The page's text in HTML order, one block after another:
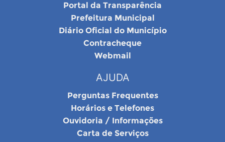
Portal da Transparência
Prefeitura Municipal
Diário Oficial do Município
Contracheque
Webmail
AJUDA
Perguntas Frequentes
Horários e Telefones
Ouvidoria / Informações
Carta de Serviços